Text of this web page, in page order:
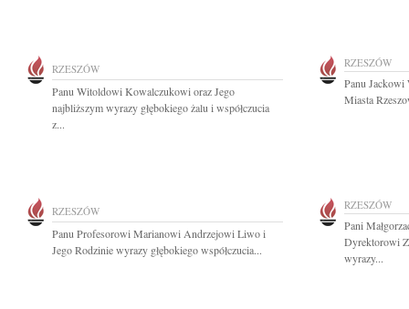
RZESZÓW
Panu Witoldowi Kowalczukowi oraz Jego
najbliższym wyrazy głębokiego żalu i współczucia
z...
RZESZÓW
Panu
Miasta
RZESZÓW
Panu Profesorowi Marianowi Andrzejowi Liwo i
Jego Rodzinie wyrazy głębokiego współczucia...
RZESZÓW
Pani
Dyrektorowi
wyrazy...